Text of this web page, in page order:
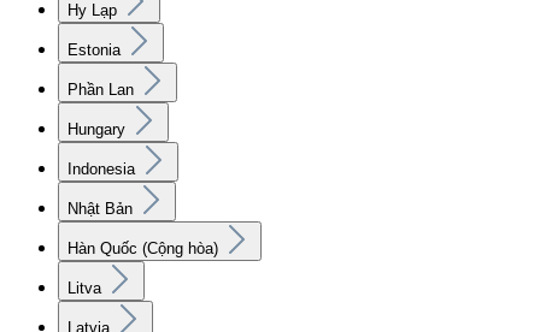
Hy Lạp
Estonia
Phần Lan
Hungary
Indonesia
Nhật Bản
Hàn Quốc (Cộng hòa)
Litva
Latvia